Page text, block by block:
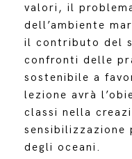
valori, il
dell’ambiente
il contributo del
confronti delle
sostenibile a
lezione avrà
classi nella
sensibilizzazione
degli oceani.